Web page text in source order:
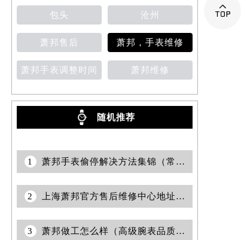
包头 沧州
萧邦售后 萧邦，手表维修
萧邦手表调整时间 萧邦维修
随机推荐
1 萧邦手表偷停解决方法集锦（常见问题及有效修复指南）
2 上海萧邦官方售后维修中心地址与保养服务权威公示（2026年7月最新）
3 萧邦做工怎么样（高级腕表品质解析与评价）
